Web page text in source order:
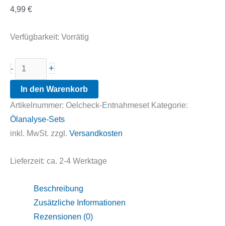
4,99 €
Verfügbarkeit: Vorrätig
-
OELCHECK
Proben-
Entnahmeset
(Schlauch
+
Spritze)
+
In den Warenkorb
Artikelnummer: Oelcheck-Entnahmeset Kategorie:
Ölanalyse-Sets
inkl. MwSt. zzgl. Versandkosten
Lieferzeit: ca. 2-4 Werktage
Beschreibung
Zusätzliche Informationen
Rezensionen (0)